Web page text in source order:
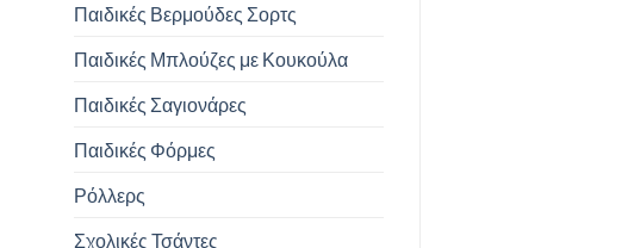
Παιδικές Βερμούδες Σορτς
Παιδικές Μπλούζες με Κουκούλα
Παιδικές Σαγιονάρες
Παιδικές Φόρμες
Ρόλλερς
Σχολικές Τσάντες